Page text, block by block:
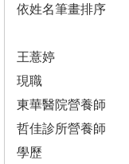
依姓名筆畫排序
王薏婷
現職
東華醫院營養師
哲佳診所營養師
學歷